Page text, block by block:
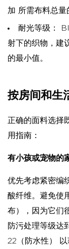
加 所需布料总量
耐光等级：
射下的织物，建
的最小值。
按房间和生
正确的面料选择
用指南：
有小孩或宠物的
优先考虑紧密编
酸纤维。避免使
布），因为它们
防污处理等级达
22（防水性）